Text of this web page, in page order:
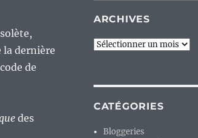
la dernière
de
des
ARCHIVES
Archives
CATÉGORIES
Bloggeries